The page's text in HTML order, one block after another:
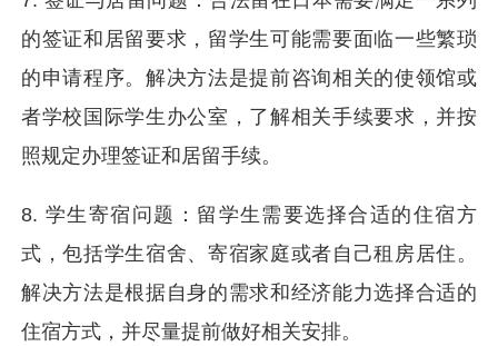
的签证和居留要求，留学生可能需要面临一些繁琐
的申请程序。解决方法是提前咨询相关的使领馆或
者学校国际学生办公室，了解相关手续要求，并按
照规定办理签证和居留手续。
8. 学生寄宿问题：留学生需要选择合适的住宿方
式，包括学生宿舍、寄宿家庭或者自己租房居住。
解决方法是根据自身的需求和经济能力选择合适的
住宿方式，并尽量提前做好相关安排。